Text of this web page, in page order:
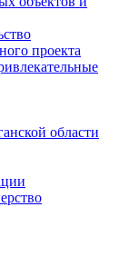
проекта
области